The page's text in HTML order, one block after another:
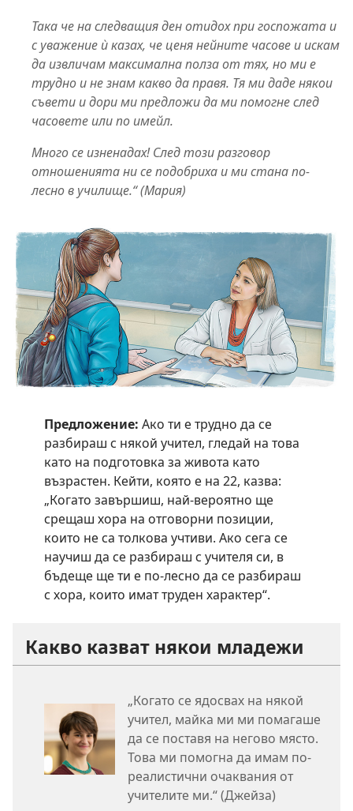
Така че на следващия ден отидох при госпожата и
с уважение ѝ казах, че ценя нейните часове и искам
да извличам максимална полза от тях, но ми е
трудно и не знам какво да правя. Тя ми даде някои
съвети и дори ми предложи да ми помогне след
часовете или по имейл.
Много се изненадах! След този разговор
отношенията ни се подобриха и ми стана по-
лесно в училище.“ (Мария)
Предложение: Ако ти е трудно да се
разбираш с някой учител, гледай на това
като на подготовка за живота като
възрастен. Кейти, която е на 22, казва:
„Когато завършиш, най-вероятно ще
срещаш хора на отговорни позиции,
които не са толкова учтиви. Ако сега се
научиш да се разбираш с учителя си, в
бъдеще ще ти е по-лесно да се разбираш
с хора, които имат труден характер“.
Какво казват някои младежи
„Когато се ядосвах на някой
учител, майка ми ми помагаше
да се поставя на негово място.
Това ми помогна да имам по-
реалистични очаквания от
учителите ми.“ (Джейза)